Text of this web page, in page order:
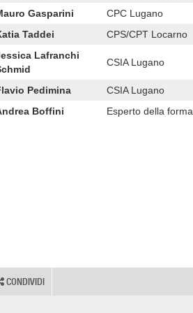
Gasparini
CPC Lugano
Taddei
CPS/CPT Locarno
Lafranchi
CSIA Lugano
Pedimina
CSIA Lugano
Boffini
Esperto della
CONDIVIDI